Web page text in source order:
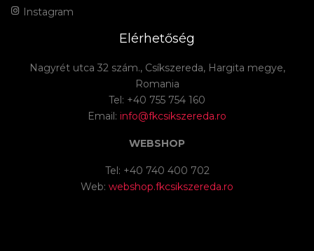
Instagram
Elérhetőség
Nagyrét utca 32 szám., Csíkszereda, Hargita megye,
Romania
Tel: +40 755 754 160
Email: info@fkcsikszereda.ro
WEBSHOP
Tel: +40 740 400 702
Web: webshop.fkcsikszereda.ro